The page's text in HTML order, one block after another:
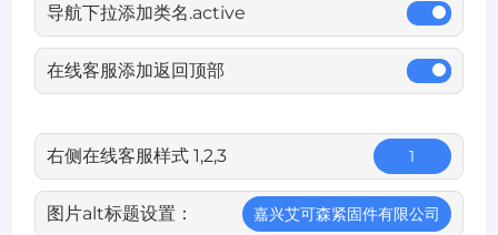
导航下拉添加类名.active
在线客服添加返回顶部
右侧在线客服样式 1,2,3 1
图片alt标题设置： 嘉兴艾可森紧固件有限公司